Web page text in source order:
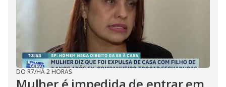
DO R7/HÁ 2 HORAS